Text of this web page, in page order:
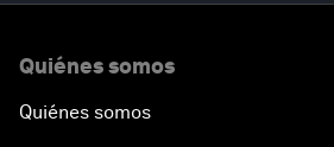
Quiénes somos
Quiénes somos